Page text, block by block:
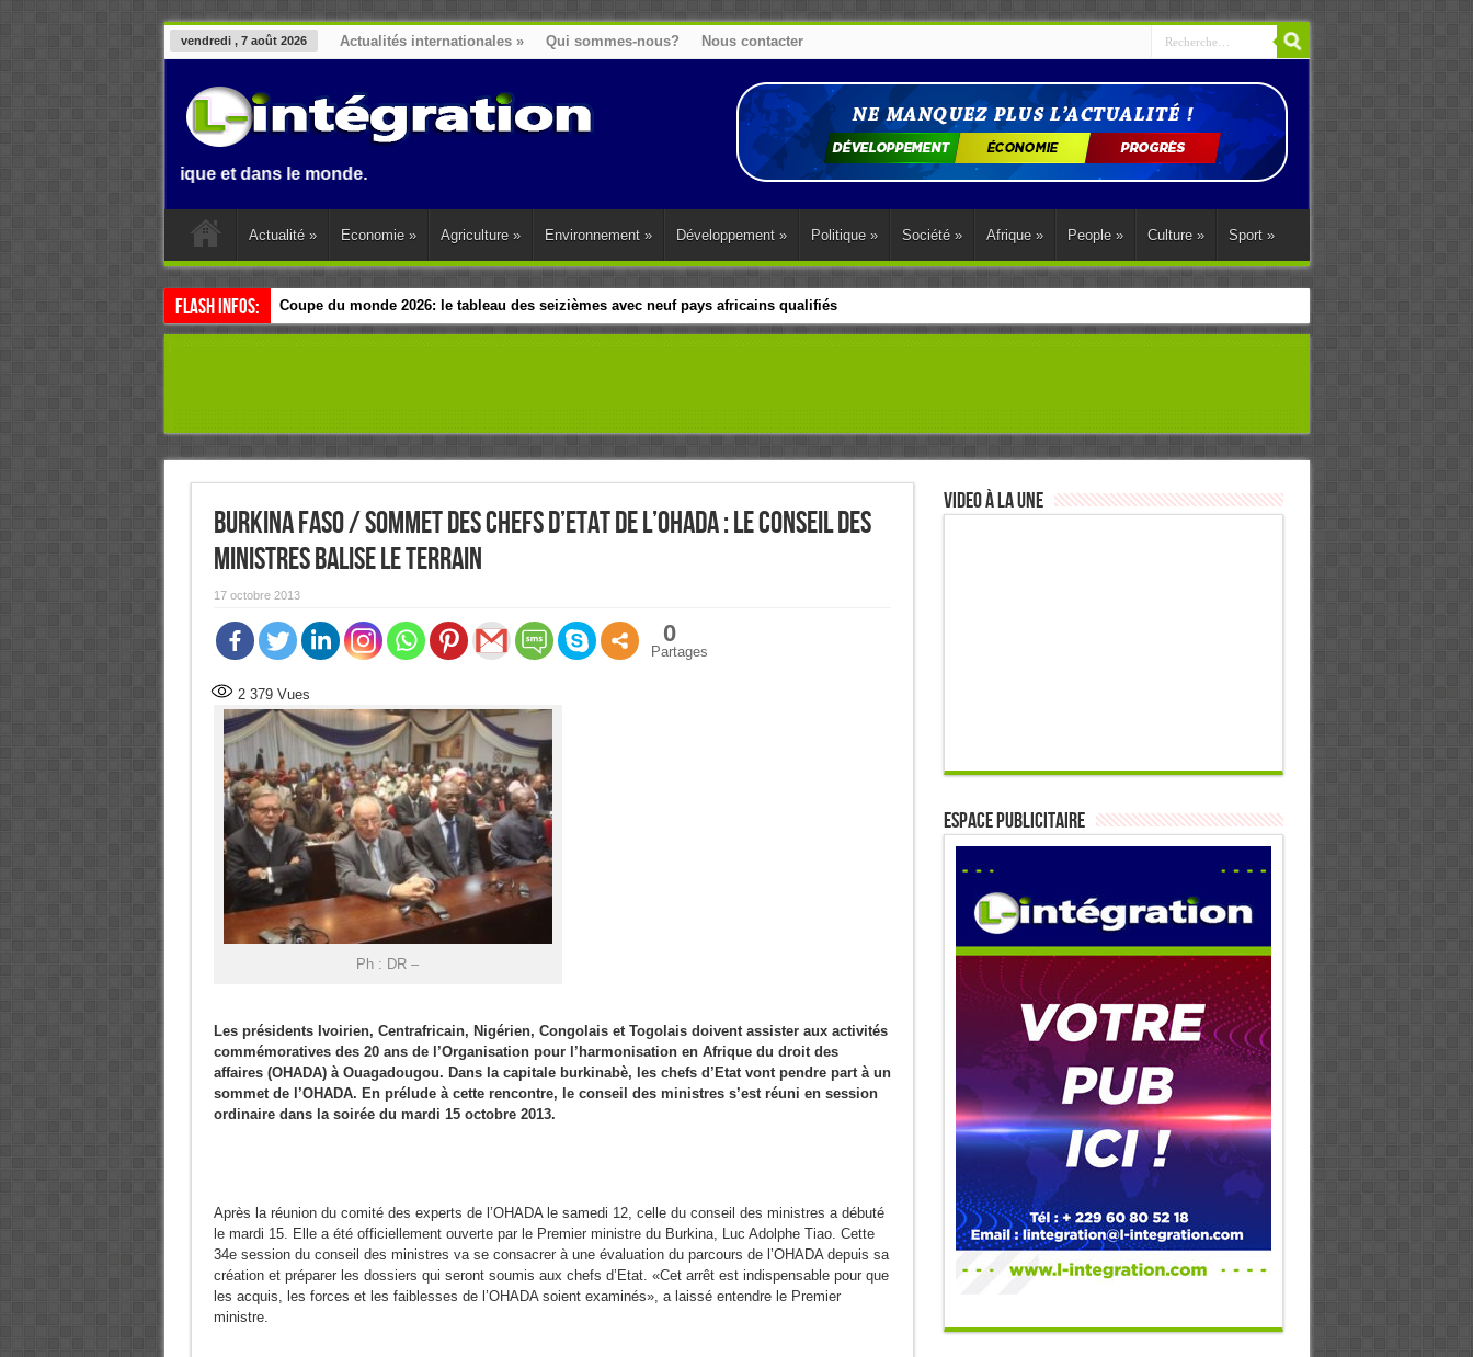
vendredi , 7 août 2026 Actualités internationales » Qui sommes-nous? Nous contacter
en Afrique et dans le monde.
Actualité » Economie » Agriculture » Environnement » Développement » Politique » Société » Afrique » People » Culture » Sport »
Flash Infos: Coupe du monde 2026: le tableau des seizièmes avec neuf pays africains qualifiés
Esclavage: à Accra, l’Afrique et sa diaspora tentent de parler d’une seule voix sur la question des réparations
Burkina Faso / Sommet des Chefs d’Etat de l’OHADA : Le conseil des
ministres balise le terrain
17 octobre 2013
0
Partages
2 379Vues
Ph : DR –
Les présidents Ivoirien, Centrafricain, Nigérien, Congolais et Togolais doivent assister aux activités
commémoratives des 20 ans de l’Organisation pour l’harmonisation en Afrique du droit des
affaires (OHADA) à Ouagadougou. Dans la capitale burkinabè, les chefs d’Etat vont pendre part à un
sommet de l’OHADA. En prélude à cette rencontre, le conseil des ministres s’est réuni en session
ordinaire dans la soirée du mardi 15 octobre 2013.
Après la réunion du comité des experts de l’OHADA le samedi 12, celle du conseil des ministres a débuté
le mardi 15. Elle a été officiellement ouverte par le Premier ministre du Burkina, Luc Adolphe Tiao. Cette
34e session du conseil des ministres va se consacrer à une évaluation du parcours de l’OHADA depuis sa
création et préparer les dossiers qui seront soumis aux chefs d’Etat. «Cet arrêt est indispensable pour que
les acquis, les forces et les faiblesses de l’OHADA soient examinés», a laissé entendre le Premier
ministre.
Video à la Une
ESPACE PUBLICITAIRE